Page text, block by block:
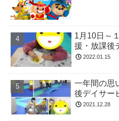
1月10日～
援・放課
2022.01.15
一年間の思
後デイサ
2021.12.28